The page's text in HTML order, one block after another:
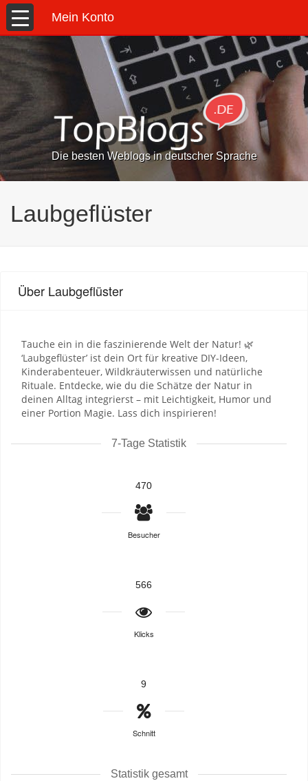
Mein Konto
Die besten Weblogs in deutscher Sprache
Laubgeflüster
Über Laubgeflüster
Tauche ein in die faszinierende Welt der Natur! 🌿
‘Laubgeflüster’ ist dein Ort für kreative DIY-Ideen,
Kinderabenteuer, Wildkräuterwissen und natürliche
Rituale. Entdecke, wie du die Schätze der Natur in
deinen Alltag integrierst – mit Leichtigkeit, Humor und
einer Portion Magie. Lass dich inspirieren!
7-Tage Statistik
470
Besucher
566
Klicks
9
Schnitt
Statistik gesamt